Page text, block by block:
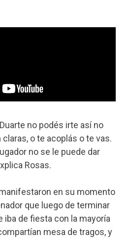
no podés irte así no
o te acoplás o te vas.
no se le puede dar
Rosas.
en su momento
que luego de terminar
iba de fiesta con la mayoría
mesa de tragos, y